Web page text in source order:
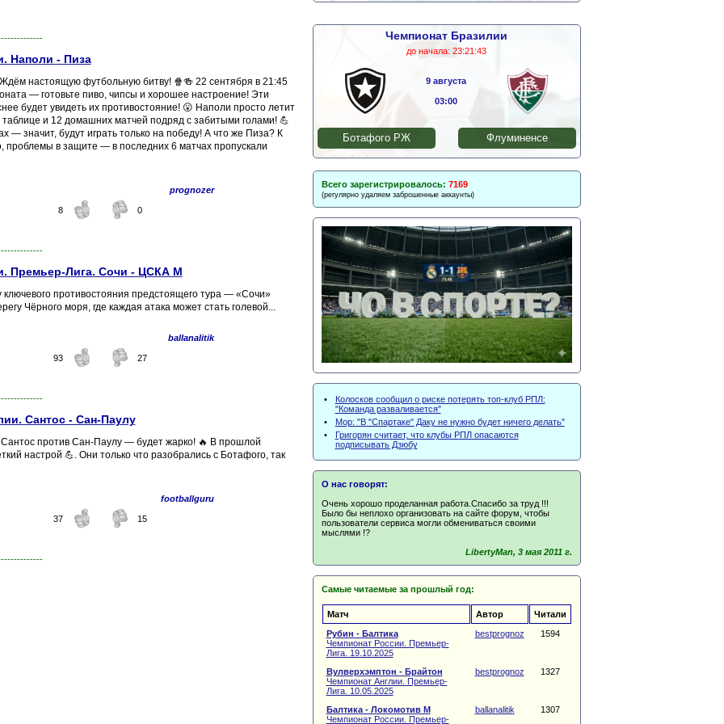
Наполи - Пиза
настоящую футбольную битву! 🍿🍻 22 сентября в 21:45
— готовьте пиво, чипсы и хорошее настроение! Эти
будет увидеть их противостояние! 😮 Наполи просто летит
и 12 домашних матчей подряд с забитыми голами! 💪
— значит, будут играть только на победу! А что же Пиза? К
в защите — в последних 6 матчах пропускали
prognozer
8 0
Премьер-Лига. Сочи - ЦСКА М
ключевого противостояния предстоящего тура — «Сочи»
Чёрного моря, где каждая атака может стать голевой...
ballanalitik
93 27
Сантос - Сан-Паулу
против Сан-Паулу — будет жарко! 🔥 В прошлой
настрой 💪. Они только что разобрались с Ботафого, так
footballguru
37 15
Чемпионат Бразилии
до начала: 23:21:43
9 августа
03:00
Ботафого РЖ Флуминенсе
Всего зарегистрировалось: 7169
(регулярно удаляем заброшенные аккаунты)
•
Колосков сообщил о риске потерять топ-клуб РПЛ:
"Команда разваливается"
•
Мор: "В "Спартаке" Даку не нужно будет ничего делать"
•
Григорян считает, что клубы РПЛ опасаются
подписывать Дзюбу
О нас говорят:
Очень хорошо проделанная работа.Спасибо за труд !!!
Было бы неплохо организовать на сайте форум, чтобы
пользователи сервиса могли обмениваться своими
мыслями !?
LibertyMan, 3 мая 2011 г.
Самые читаемые за прошлый год:
Матч Автор
Читали
Рубин - Балтика
Чемпионат России. Премьер-
Лига. 19.10.2025
bestprognoz 1594
Вулверхэмптон - Брайтон
Чемпионат Англии. Премьер-
Лига. 10.05.2025
bestprognoz 1327
Балтика - Локомотив М
Чемпионат России. Премьер-
ballanalitik 1307